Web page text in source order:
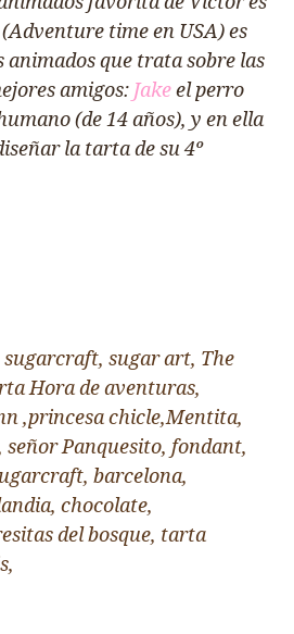
(Adventure time en USA) es
animados que trata sobre las
amigos: Jakeel perro
(de 14 años), y en ella
la tarta de su 4º